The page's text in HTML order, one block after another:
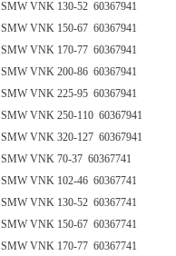
SMW VNK 130-52 60367941
SMW VNK 150-67 60367941
SMW VNK 170-77 60367941
SMW VNK 200-86 60367941
SMW VNK 225-95 60367941
SMW VNK 250-110 60367941
SMW VNK 320-127 60367941
SMW VNK 70-37 60367741
SMW VNK 102-46 60367741
SMW VNK 130-52 60367741
SMW VNK 150-67 60367741
SMW VNK 170-77 60367741